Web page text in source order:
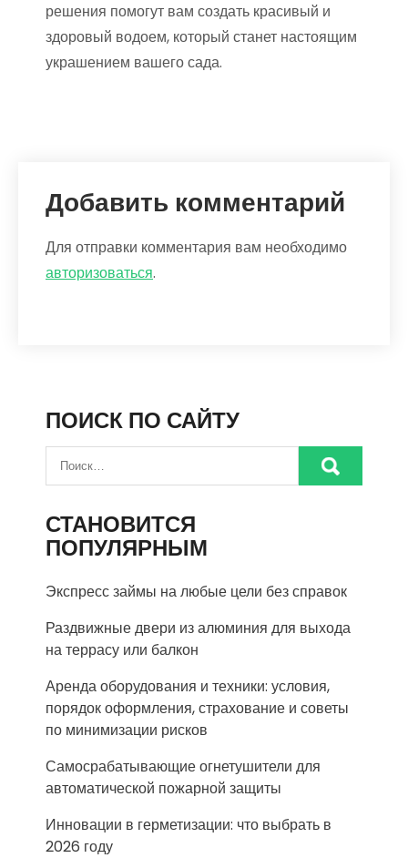
решения помогут вам создать красивый и
здоровый водоем, который станет настоящим
украшением вашего сада.
Добавить комментарий
Для отправки комментария вам необходимо
авторизоваться.
ПОИСК ПО САЙТУ
СТАНОВИТСЯ
ПОПУЛЯРНЫМ
Экспресс займы на любые цели без справок
Раздвижные двери из алюминия для выхода
на террасу или балкон
Аренда оборудования и техники: условия,
порядок оформления, страхование и советы
по минимизации рисков
Самосрабатывающие огнетушители для
автоматической пожарной защиты
Инновации в герметизации: что выбрать в
2026 году